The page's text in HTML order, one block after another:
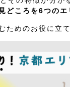
どころを6つの
ためのお役に立